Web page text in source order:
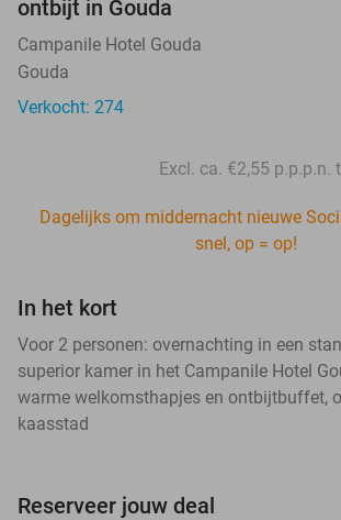
ontbijt in Gouda
Campanile Hotel Gouda
Gouda
Verkocht: 274
Excl. ca. €2,55 p.p.p.n.
Dagelijks om middernacht nieuwe
snel, op = op!
In het kort
Voor 2 personen: overnachting in een
superior kamer in het Campanile Hotel
warme welkomsthapjes en ontbijtbuffet,
kaasstad
Reserveer jouw deal